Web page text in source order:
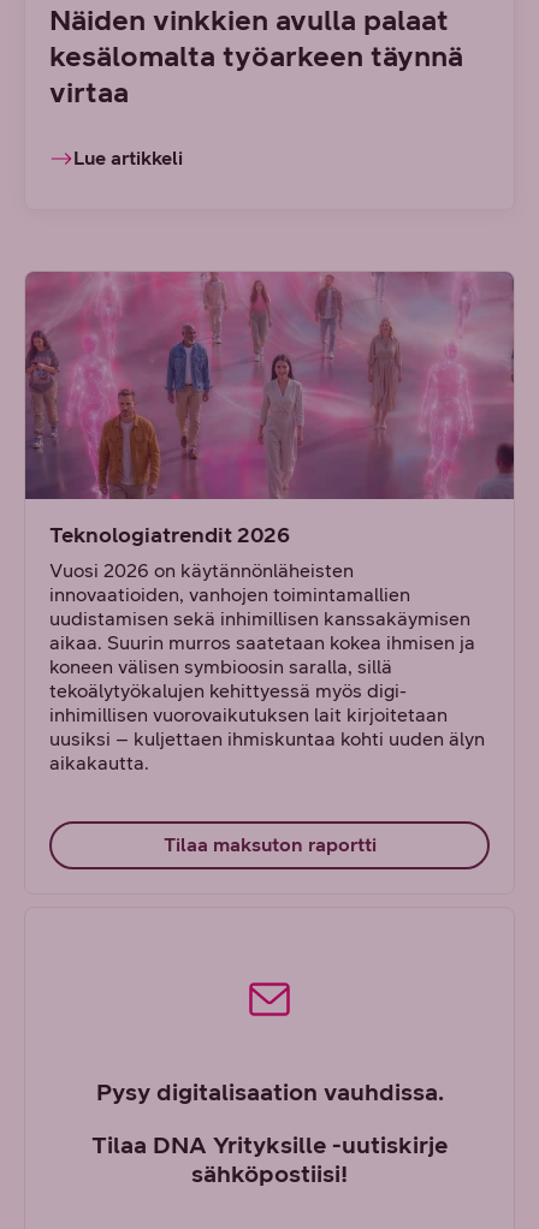
Näiden vinkkien avulla palaat
kesälomalta työarkeen täynnä
virtaa
Lue artikkeli
Teknologiatrendit 2026
Vuosi 2026 on käytännönläheisten
innovaatioiden, vanhojen toimintamallien
uudistamisen sekä inhimillisen kanssakäymisen
aikaa. Suurin murros saatetaan kokea ihmisen ja
koneen välisen symbioosin saralla, sillä
tekoälytyökalujen kehittyessä myös digi-
inhimillisen vuorovaikutuksen lait kirjoitetaan
uusiksi – kuljettaen ihmiskuntaa kohti uuden älyn
aikakautta.
Tilaa maksuton raportti
Pysy digitalisaation vauhdissa.
Tilaa DNA Yrityksille -uutiskirje
sähköpostiisi!